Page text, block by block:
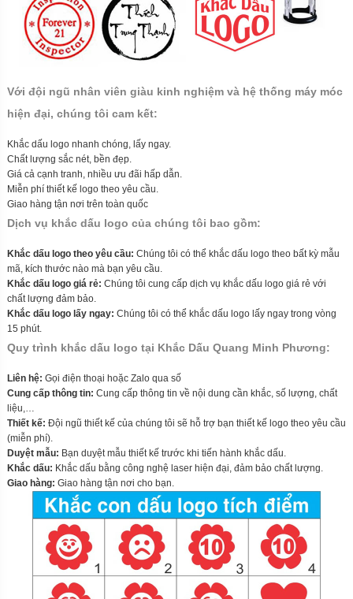
Với đội ngũ nhân viên giàu kinh nghiệm và hệ thống máy móc
hiện đại, chúng tôi cam kết:
Khắc dấu logo nhanh chóng, lấy ngay.
Chất lượng sắc nét, bền đẹp.
Giá cả cạnh tranh, nhiều ưu đãi hấp dẫn.
Miễn phí thiết kế logo theo yêu cầu.
Giao hàng tận nơi trên toàn quốc
Dịch vụ khắc dấu logo của chúng tôi bao gồm:
Khắc dấu logo theo yêu cầu: Chúng tôi có thể khắc dấu logo theo bất kỳ mẫu
mã, kích thước nào mà bạn yêu cầu.
Khắc dấu logo giá rẻ: Chúng tôi cung cấp dịch vụ khắc dấu logo giá rẻ với
chất lượng đảm bảo.
Khắc dấu logo lấy ngay: Chúng tôi có thể khắc dấu logo lấy ngay trong vòng
15 phút.
Quy trình khắc dấu logo tại Khắc Dấu Quang Minh Phương:
Liên hệ: Gọi điện thoại hoặc Zalo qua số
Cung cấp thông tin: Cung cấp thông tin về nội dung cần khắc, số lượng, chất
liệu,…
Thiết kế: Đội ngũ thiết kế của chúng tôi sẽ hỗ trợ bạn thiết kế logo theo yêu cầu
(miễn phí).
Duyệt mẫu: Bạn duyệt mẫu thiết kế trước khi tiến hành khắc dấu.
Khắc dấu: Khắc dấu bằng công nghệ laser hiện đại, đảm bảo chất lượng.
Giao hàng: Giao hàng tận nơi cho bạn.